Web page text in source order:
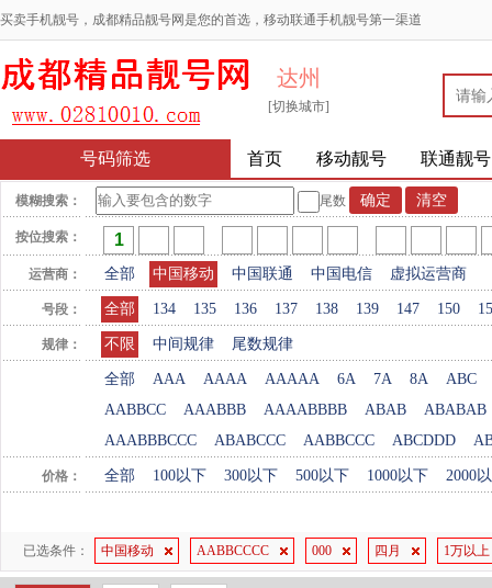
买卖手机靓号，成都精品靓号网是您的首选，移动联通手机靓号第一渠道
达州
[切换城市]
号码筛选 首页 移动靓号 联通靓号
模糊搜索： 尾数
按位搜索：
运营商： 全部 中国移动 中国联通 中国电信 虚拟运营商
号段： 全部 134 135 136 137 138 139 147 150
规律： 不限 中间规律 尾数规律
全部 AAA AAAA AAAAA 6A 7A 8A
ABC
AABBCC
AAABBB AAAABBBB ABAB
ABABAB
AAABBBCCC
ABABCCC AABBCCC ABCDDD
价格： 全部 100以下 300以下 500以下 1000以下 2000
已选条件： 中国移动 AABBCCCC 000 四月 1万以上